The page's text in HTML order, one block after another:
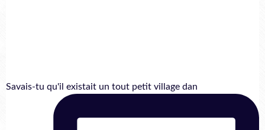
Savais-tu qu'il existait un tout petit village dan